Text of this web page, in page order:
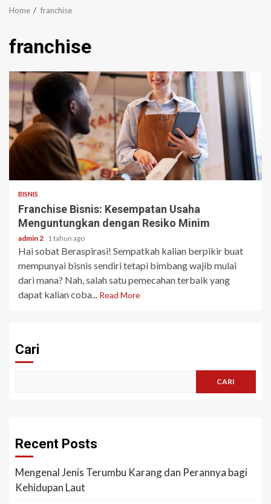
Home franchise
franchise
3 min read
BISNIS
Franchise Bisnis: Kesempatan Usaha
Menguntungkan dengan Resiko Minim
admin 2 1 tahun ago
Hai sobat Beraspirasi! Sempatkah kalian berpikir buat
mempunyai bisnis sendiri tetapi bimbang wajib mulai
dari mana? Nah, salah satu pemecahan terbaik yang
dapat kalian coba...
Read More
Cari
CARI
Recent Posts
Mengenal Jenis Terumbu Karang dan Perannya bagi
Kehidupan Laut